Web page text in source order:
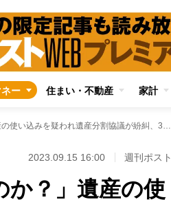
ネー 住まい・不動産 家計
「本当に母のために使ったのか？」遺産の使い込みを疑われ遺産分割協議が紛糾、3年経っても決着つかず
2023.09.15 16:00 週刊ポスト
か？」遺産の使